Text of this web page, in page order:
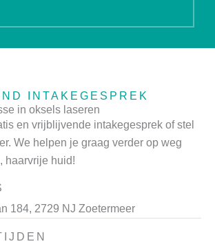
INTAKEGESPREK
in oksels laseren
en vrijblijvende intakegesprek of stel
We helpen je graag verder op weg
haarvrije huid!
184, 2729 NJ Zoetermeer